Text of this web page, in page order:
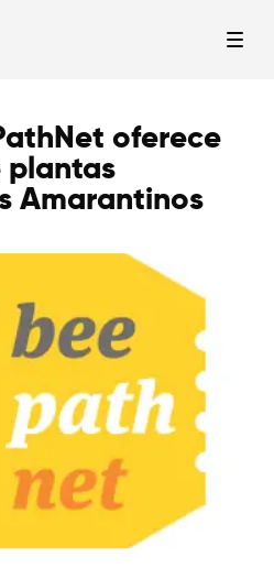
oferece
plantas
Amarantinos